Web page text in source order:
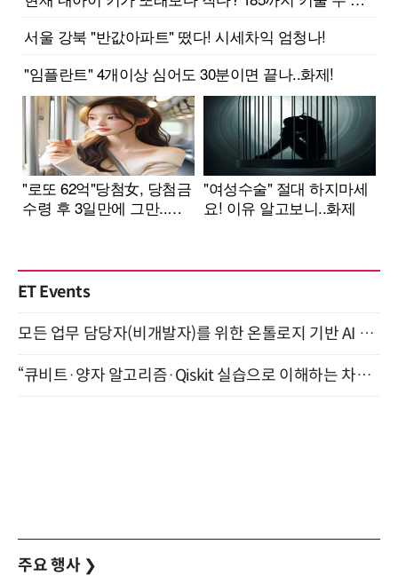
ET Events
모든 업무 담당자(비개발자)를 위한 온톨로지 기반 AI 지식체계 설계 1-day 워크숍 8월 20일 개최
“큐비트·양자 알고리즘·Qiskit 실습으로 이해하는 차세대 컴퓨팅” (8/28)
주요 행사 ❯